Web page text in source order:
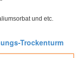
und etc.
Trockenturm